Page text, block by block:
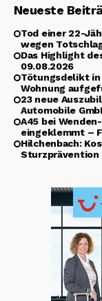
Neueste
Tod einer 22-
wegen
Das Highlight
09.08.2026
Tötungsdelikt in
Wohnung
23 neue
Automobile
A45 bei
eingeklemmt –
Hilchenbach:
Sturzprävention